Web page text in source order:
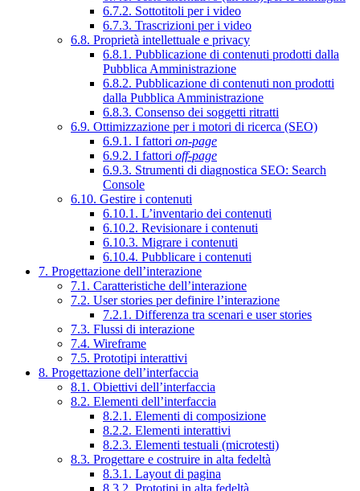
6.7.2. Sottotitoli per i video
6.7.3. Trascrizioni per i video
6.8. Proprietà intellettuale e privacy
6.8.1. Pubblicazione di contenuti prodotti dalla
Pubblica Amministrazione
6.8.2. Pubblicazione di contenuti non prodotti
dalla Pubblica Amministrazione
6.8.3. Consenso dei soggetti ritratti
6.9. Ottimizzazione per i motori di ricerca (SEO)
6.9.1. I fattori on-page
6.9.2. I fattori off-page
6.9.3. Strumenti di diagnostica SEO: Search
Console
6.10. Gestire i contenuti
6.10.1. L’inventario dei contenuti
6.10.2. Revisionare i contenuti
6.10.3. Migrare i contenuti
6.10.4. Pubblicare i contenuti
7. Progettazione dell’interazione
7.1. Caratteristiche dell’interazione
7.2. User stories per definire l’interazione
7.2.1. Differenza tra scenari e user stories
7.3. Flussi di interazione
7.4. Wireframe
7.5. Prototipi interattivi
8. Progettazione dell’interfaccia
8.1. Obiettivi dell’interfaccia
8.2. Elementi dell’interfaccia
8.2.1. Elementi di composizione
8.2.2. Elementi interattivi
8.2.3. Elementi testuali (microtesti)
8.3. Progettare e costruire in alta fedeltà
8.3.1. Layout di pagina
8.3.2. Prototipi in alta fedeltà